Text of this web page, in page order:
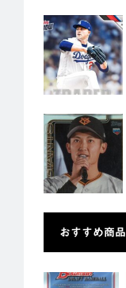
おすすめ商品